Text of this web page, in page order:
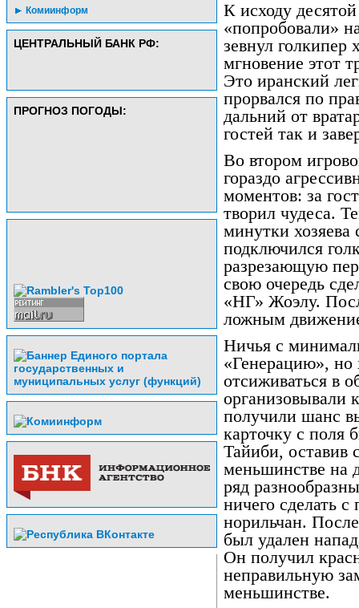
Комиинформ
ЦЕНТРАЛЬНЫЙ БАНК РФ:
ПРОГНОЗ ПОГОДЫ:
К исходу
«попробовали»
зевнул голкипер
мгновение этот
Это иранский
прорвался по
дальний от
гостей так и
Во втором
гораздо
моментов: за
творил чудеса.
минутки хозяева
подключился
разрезающую
свою очередь
«НГ» Жоэлу.
ложным
Ничья с
«Генерацию», но
отсиживаться в
организовывали
получили шанс
карточку с поля
Тайиби, оставив
меньшинстве на
ряд
ничего сделать
норильчан.
был удален
Он получил
неправильную
меньшинстве.